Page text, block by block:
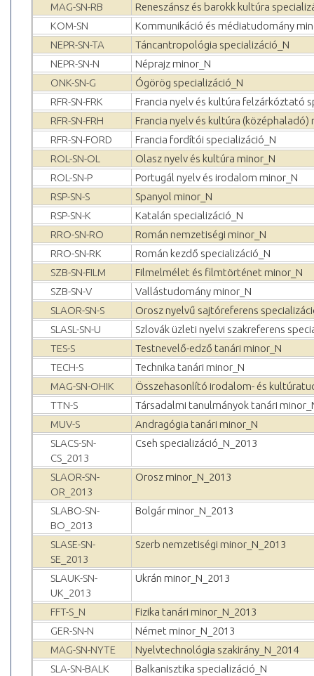
MAG-SN-RB
Reneszánsz és barokk kultúra
KOM-SN
Kommunikáció és médiatudomány
NEPR-SN-TA
Táncantropológia specializáció_N
NEPR-SN-N
Néprajz minor_N
ONK-SN-G
Ógörög specializáció_N
RFR-SN-FRK
Francia nyelv és kultúra felzárkóztató
RFR-SN-FRH
Francia nyelv és kultúra (középhaladó)
RFR-SN-FORD
Francia fordítói specializáció_N
ROL-SN-OL
Olasz nyelv és kultúra minor_N
ROL-SN-P
Portugál nyelv és irodalom minor_N
RSP-SN-S
Spanyol minor_N
RSP-SN-K
Katalán specializáció_N
RRO-SN-RO
Román nemzetiségi minor_N
RRO-SN-RK
Román kezdő specializáció_N
SZB-SN-FILM
Filmelmélet és filmtörténet minor_N
SZB-SN-V
Vallástudomány minor_N
SLAOR-SN-S
Orosz nyelvű sajtóreferens
SLASL-SN-U
Szlovák üzleti nyelvi szakreferens
TES-S
Testnevelő-edző tanári minor_N
TECH-S
Technika tanári minor_N
MAG-SN-OHIK
Összehasonlító irodalom- és
TTN-S
Társadalmi tanulmányok tanári
MUV-S
Andragógia tanári minor_N
SLACS-SN-
CS_2013
Cseh specializáció_N_2013
SLAOR-SN-
OR_2013
Orosz minor_N_2013
SLABO-SN-
BO_2013
Bolgár minor_N_2013
SLASE-SN-
SE_2013
Szerb nemzetiségi minor_N_2013
SLAUK-SN-
UK_2013
Ukrán minor_N_2013
FFT-S_N
Fizika tanári minor_N_2013
GER-SN-N
Német minor_N_2013
MAG-SN-NYTE
Nyelvtechnológia szakirány_N_2014
SLA-SN-BALK
Balkanisztika specializáció_N